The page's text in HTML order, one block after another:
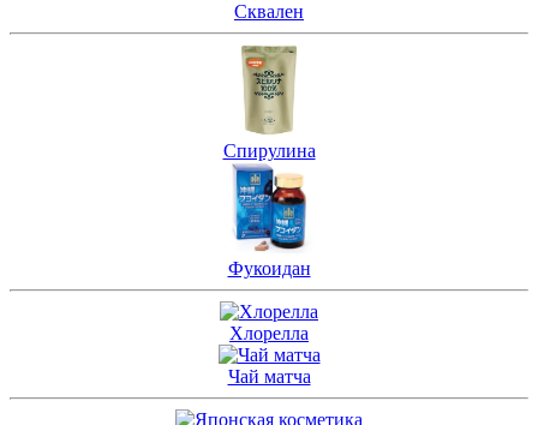
Сквален
Спирулина
Фукоидан
Хлорелла
Чай матча